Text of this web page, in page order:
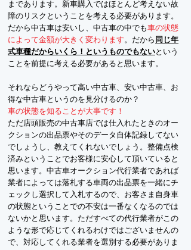
まであります。新車購入ではほとんど考えない故
障のリスクということを考える必要があります。
だから中古車は安いし、中古車の中でも車の状態
によって金額が大きく変わります。だから 同じ年
式車種だからいくら！というものでもないという
ことを前提に考える必要があると思います。
それならどうやって高い中古車、安い中古車、お
得な中古車というのを見分けるのか？
車の状態を知ることが大事です！
ただ店頭販売の中古車店では仕入れたときのオー
クションの出品票やそのデータ自体記録してない
でしょうし、教えてくれないでしょう。整備点検
済みということでお客様に安心して頂いていると
思います。中古車オークション代行業者であれば
業者によっては落札する車両の出品票を一緒にチ
ェックし選択して入札するので、お客さま自身車
の状態ということでの不安は一番なくなるのでは
ないかと思います。ただすべての代行業者がこの
ような形で応じてくれるわけではございませんの
で、対応してくれる業者を選別する必要がありま